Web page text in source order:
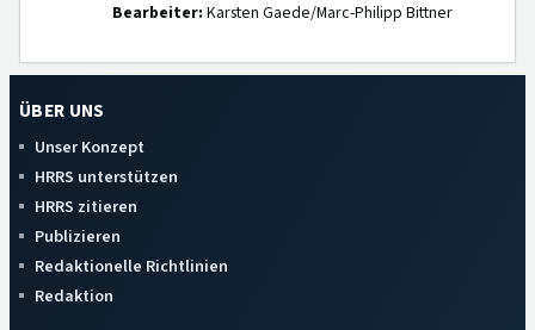
Bearbeiter: Karsten Gaede/Marc-Philipp Bittner
ÜBER UNS
Unser Konzept
HRRS unterstützen
HRRS zitieren
Publizieren
Redaktionelle Richtlinien
Redaktion